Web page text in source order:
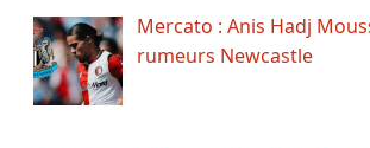
Mercato : Anis Hadj
rumeurs Newcastle